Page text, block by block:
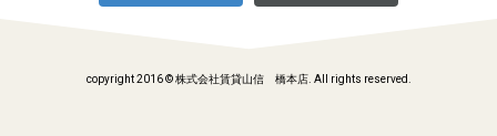
copyright 2016 © 株式会社賃貸山信 橋本店. All rights reserved.